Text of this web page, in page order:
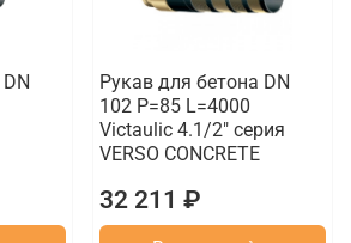
Рукав для бетона DN
102 P=85 L=4000
Victaulic 4.1/2" серия
VERSO CONCRETE
32 211 ₽